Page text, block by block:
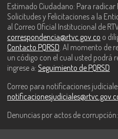
Estimado Ciudadano: Para radicar
Solicitudes y Felicitaciones a la
al Correo Oficial Institucional de
correspondencia@rtvc.gov.co o
Contacto PQRSD . Al momento de
un código con el cual usted podrá
ingrese a: Seguimiento de PQRSD
Correo para notificaciones
Denuncias por actos de corrupción: